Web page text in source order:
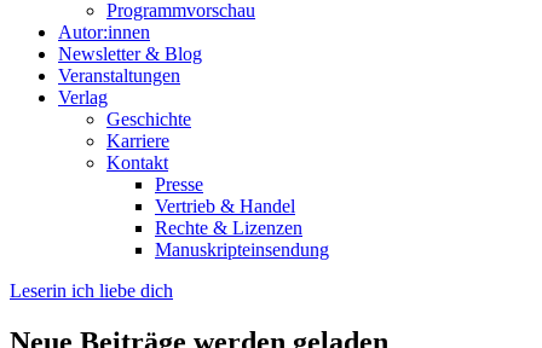
Programmvorschau
Autor:innen
Newsletter & Blog
Veranstaltungen
Verlag
Geschichte
Karriere
Kontakt
Presse
Vertrieb & Handel
Rechte & Lizenzen
Manuskripteinsendung
Leserin ich liebe dich